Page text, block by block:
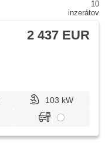
10
inzerátov
2 437 EUR
103 kW